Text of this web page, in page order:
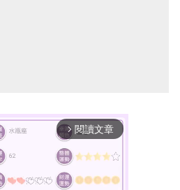
arrow_forward_ios 閱讀文章